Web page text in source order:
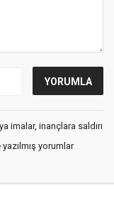
imalar, inançlara saldırı
yorumlar